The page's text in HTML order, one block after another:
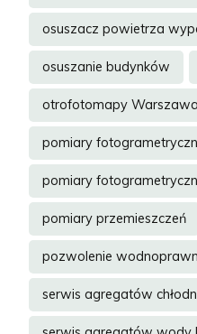
osuszacz powietrza
osuszanie budynków
otrofotomapy Warszawa
pomiary
pomiary
pomiary przemieszczeń
pozwolenie
serwis agregatów